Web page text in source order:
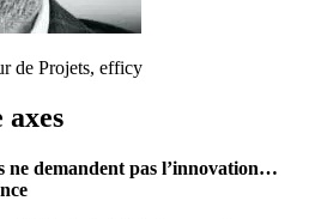
de Projets, efficy
axes
ne demandent pas l’innovation…